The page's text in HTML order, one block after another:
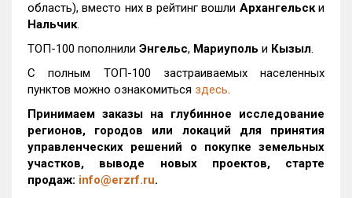
область), вместо них в рейтинг вошли Архангельски
Нальчик.
ТОП-100 пополнили Энгельс, Мариуполь и Кызыл.
С полным ТОП-100 застраиваемых населенных
пунктов можно ознакомиться здесь.
Принимаем заказы на глубинное исследование
регионов, городов или локаций для принятия
управленческих решений о покупке земельных
участков, выводе новых проектов, старте
продаж: info@erzrf.ru.